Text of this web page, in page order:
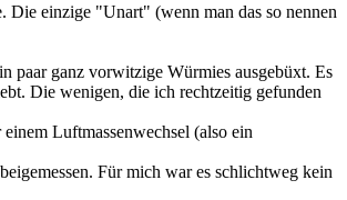
Die einzige "Unart" (wenn man das so nennen
paar ganz vorwitzige Würmies ausgebüxt. Es
Die wenigen, die ich rechtzeitig gefunden
Luftmassenwechsel (also ein
Für mich war es schlichtweg kein